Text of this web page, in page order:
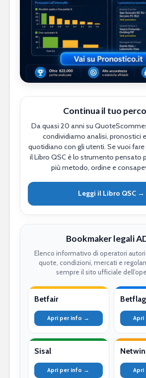
Continua il tuo
Da quasi 20 anni su
condividiamo analisi, pronostici
quotidiano con gli utenti. Se vuoi fare
il Libro QSC è lo strumento pensato
più metodo, ordine e
Leggi il Libro QSC →
Bookmaker legali
Elenco informativo di operatori
quote, condizioni, mercati e
sempre il sito ufficiale
Betfair
Apri per info →
Betflag
Sisal
Apri per info →
Netwin